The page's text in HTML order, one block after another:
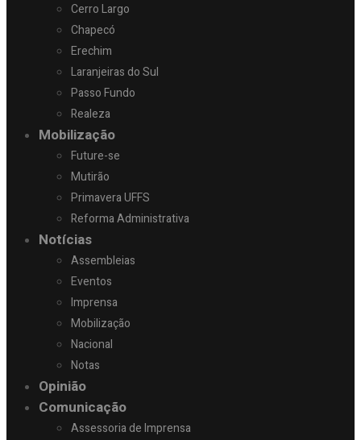
Cerro Largo
Chapecó
Erechim
Laranjeiras do Sul
Passo Fundo
Realeza
Mobilização
Future-se
Mutirão
Primavera UFFS
Reforma Administrativa
Notícias
Assembleias
Eventos
Imprensa
Mobilização
Nacional
Notas
Opinião
Comunicação
Assessoria de Imprensa